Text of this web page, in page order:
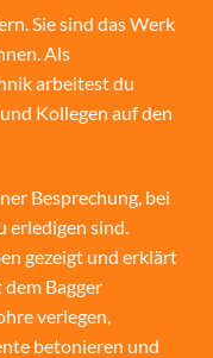
Sie sind das Werk
Als
arbeitest du
Kollegen auf den
Besprechung, bei
erledigen sind.
gezeigt und erklärt
Bagger
verlegen,
betonieren und